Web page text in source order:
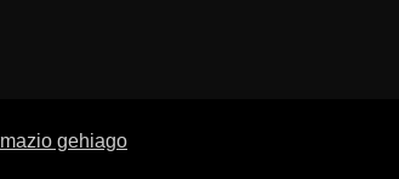
gehiago
politika Lege oharra